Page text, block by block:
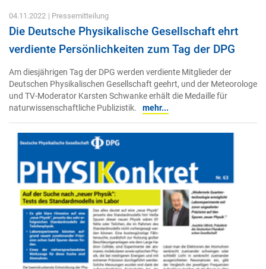
04.11.2022 | Pressemitteilung
Die Deutsche Physikalische Gesellschaft ehrt
verdiente Persönlichkeiten zum Tag der DPG
Am diesjährigen Tag der DPG werden verdiente Mitglieder der
Deutschen Physikalischen Gesellschaft geehrt, und der Meteorologe
und TV-Moderator Karsten Schwanke erhält die Medaille für
naturwissenschaftliche Publizistik.
mehr...